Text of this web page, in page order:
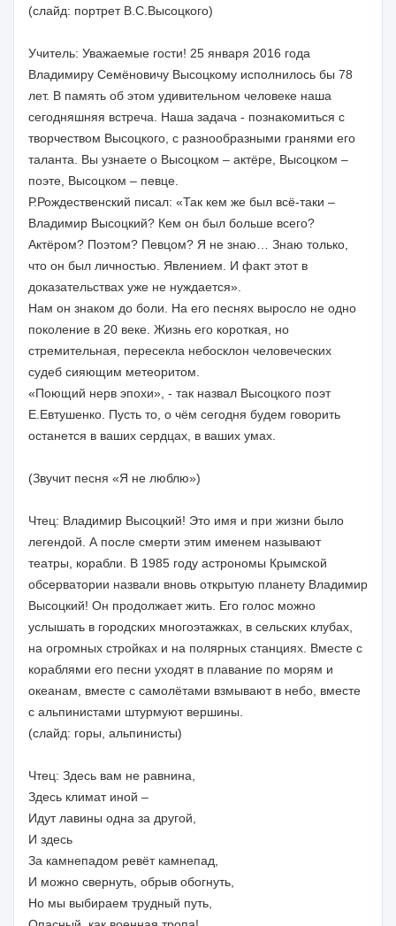
(слайд: портрет В.С.Высоцкого)
Учитель: Уважаемые гости! 25 января 2016 года
Владимиру Семёновичу Высоцкому исполнилось бы 78
лет. В память об этом удивительном человеке наша
сегодняшняя встреча. Наша задача - познакомиться с
творчеством Высоцкого, с разнообразными гранями его
таланта. Вы узнаете о Высоцком – актёре, Высоцком –
поэте, Высоцком – певце.
Р.Рождественский писал: «Так кем же был всё-таки –
Владимир Высоцкий? Кем он был больше всего?
Актёром? Поэтом? Певцом? Я не знаю… Знаю только,
что он был личностью. Явлением. И факт этот в
доказательствах уже не нуждается».
Нам он знаком до боли. На его песнях выросло не одно
поколение в 20 веке. Жизнь его короткая, но
стремительная, пересекла небосклон человеческих
судеб сияющим метеоритом.
«Поющий нерв эпохи», - так назвал Высоцкого поэт
Е.Евтушенко. Пусть то, о чём сегодня будем говорить
останется в ваших сердцах, в ваших умах.
(Звучит песня «Я не люблю»)
Чтец: Владимир Высоцкий! Это имя и при жизни было
легендой. А после смерти этим именем называют
театры, корабли. В 1985 году астрономы Крымской
обсерватории назвали вновь открытую планету Владимир
Высоцкий! Он продолжает жить. Его голос можно
услышать в городских многоэтажках, в сельских клубах,
на огромных стройках и на полярных станциях. Вместе с
кораблями его песни уходят в плавание по морям и
океанам, вместе с самолётами взмывают в небо, вместе
с альпинистами штурмуют вершины.
(слайд: горы, альпинисты)
Чтец: Здесь вам не равнина,
Здесь климат иной –
Идут лавины одна за другой,
И здесь
За камнепадом ревёт камнепад,
И можно свернуть, обрыв обогнуть,
Но мы выбираем трудный путь,